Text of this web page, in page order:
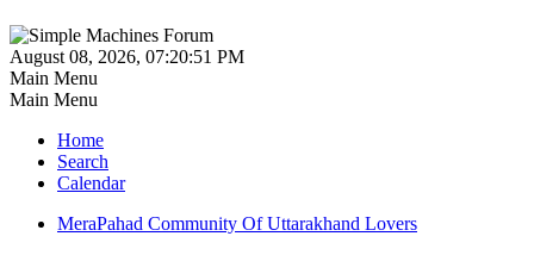
August 08, 2026, 07:20:51 PM
Main Menu
Main Menu
Home
Search
Calendar
MeraPahad Community Of Uttarakhand Lovers